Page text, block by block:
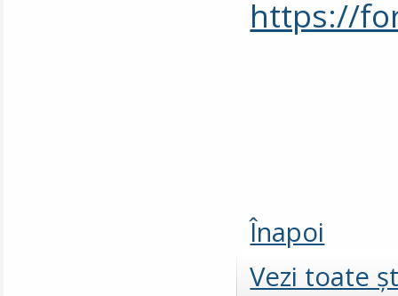
https://
Înapoi
Vezi toate